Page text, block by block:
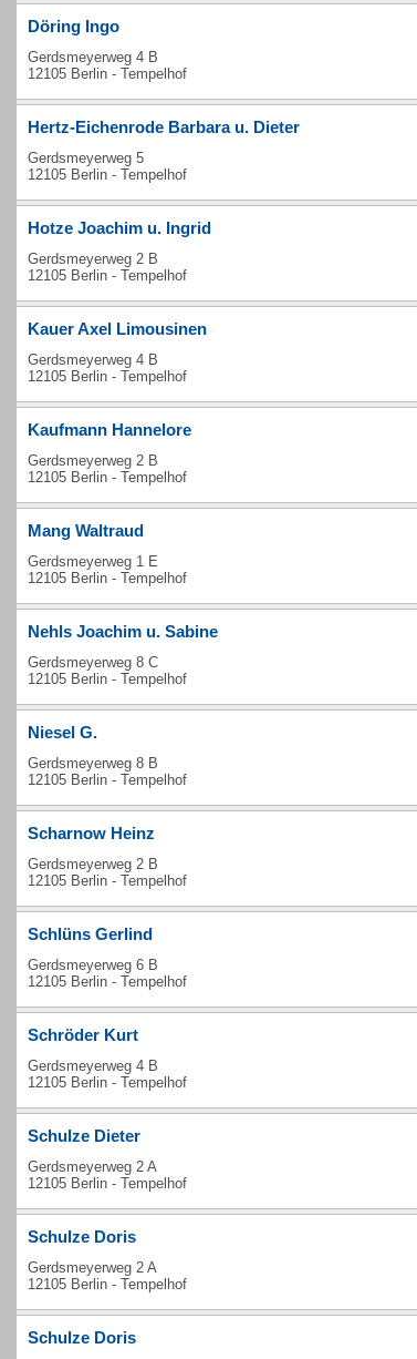
Döring Ingo
Gerdsmeyerweg 4 B
12105 Berlin - Tempelhof
Hertz-Eichenrode Barbara u. Dieter
Gerdsmeyerweg 5
12105 Berlin - Tempelhof
Hotze Joachim u. Ingrid
Gerdsmeyerweg 2 B
12105 Berlin - Tempelhof
Kauer Axel Limousinen
Gerdsmeyerweg 4 B
12105 Berlin - Tempelhof
Kaufmann Hannelore
Gerdsmeyerweg 2 B
12105 Berlin - Tempelhof
Mang Waltraud
Gerdsmeyerweg 1 E
12105 Berlin - Tempelhof
Nehls Joachim u. Sabine
Gerdsmeyerweg 8 C
12105 Berlin - Tempelhof
Niesel G.
Gerdsmeyerweg 8 B
12105 Berlin - Tempelhof
Scharnow Heinz
Gerdsmeyerweg 2 B
12105 Berlin - Tempelhof
Schlüns Gerlind
Gerdsmeyerweg 6 B
12105 Berlin - Tempelhof
Schröder Kurt
Gerdsmeyerweg 4 B
12105 Berlin - Tempelhof
Schulze Dieter
Gerdsmeyerweg 2 A
12105 Berlin - Tempelhof
Schulze Doris
Gerdsmeyerweg 2 A
12105 Berlin - Tempelhof
Schulze Doris